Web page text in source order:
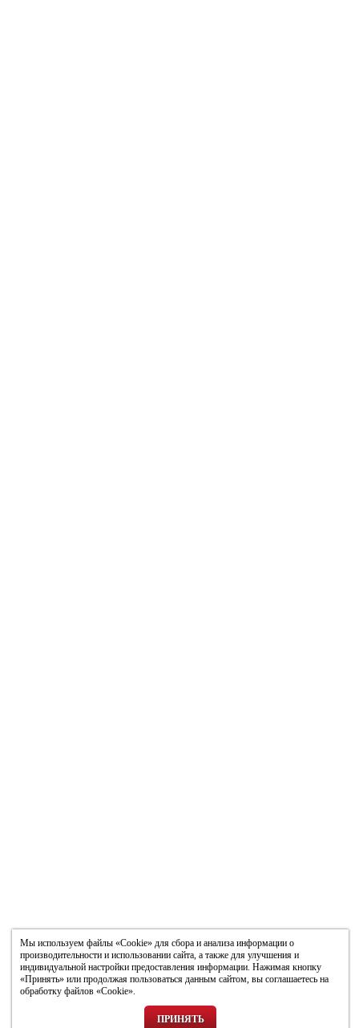
Мы используем файлы «Cookie» для сбора и анализа информации о
производительности и использовании сайта, а также для улучшения и
индивидуальной настройки предоставления информации. Нажимая кнопку
«Принять» или продолжая пользоваться данным сайтом, вы соглашаетесь на
обработку файлов «Cookie».
ПРИНЯТЬ